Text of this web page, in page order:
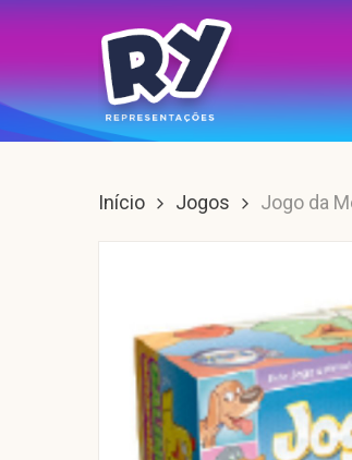
Skip
main
content
Início Jogos Jogo da